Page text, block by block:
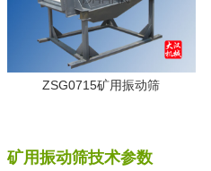
ZSG0715矿用振动筛
矿用振动筛技术参数